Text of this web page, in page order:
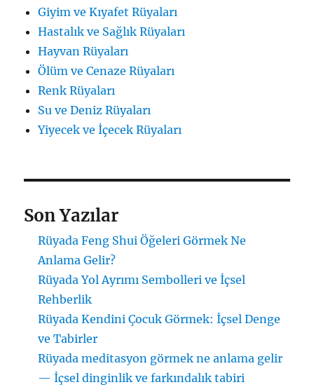
Giyim ve Kıyafet Rüyaları
Hastalık ve Sağlık Rüyaları
Hayvan Rüyaları
Ölüm ve Cenaze Rüyaları
Renk Rüyaları
Su ve Deniz Rüyaları
Yiyecek ve İçecek Rüyaları
Son Yazılar
Rüyada Feng Shui Öğeleri Görmek Ne
Anlama Gelir?
Rüyada Yol Ayrımı Sembolleri ve İçsel
Rehberlik
Rüyada Kendini Çocuk Görmek: İçsel Denge
ve Tabirler
Rüyada meditasyon görmek ne anlama gelir
— İçsel dinginlik ve farkındalık tabiri